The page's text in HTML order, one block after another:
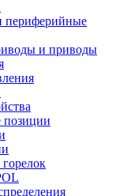
периферийные
и приводы
позиции